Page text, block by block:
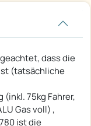
dass die
(tatsächliche
75kg Fahrer,
Gas voll) ,
ist die